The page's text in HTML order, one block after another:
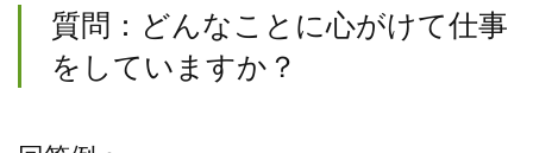
質問：どんなことに心がけて仕事
をしていますか？